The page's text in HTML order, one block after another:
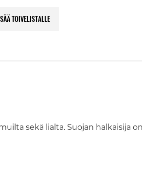
TOIVELISTALLE
sekä lialta. Suojan halkaisija